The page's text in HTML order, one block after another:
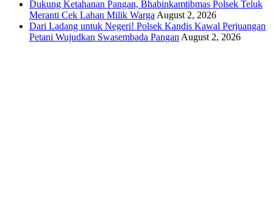
Dukung Ketahanan Pangan, Bhabinkamtibmas Polsek Teluk
Meranti Cek Lahan Milik Warga August 2, 2026
Dari Ladang untuk Negeri! Polsek Kandis Kawal Perjuangan
Petani Wujudkan Swasembada Pangan August 2, 2026